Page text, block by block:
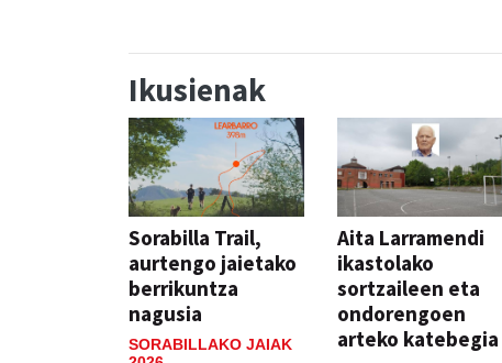
Ikusienak
Sorabilla Trail,
aurtengo jaietako
berrikuntza
nagusia
SORABILLAKO JAIAK
Aita Larramendi
ikastolako
sortzaileen eta
ondorengoen
arteko katebegia